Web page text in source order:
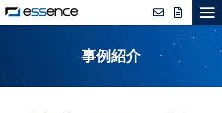
ニュース＆トピックス
会社紹介
事例紹介